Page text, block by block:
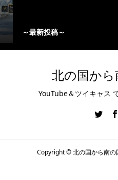
～最新投稿～
北の国か
YouTube＆ツイキャス
Copyright ©北の国から南の